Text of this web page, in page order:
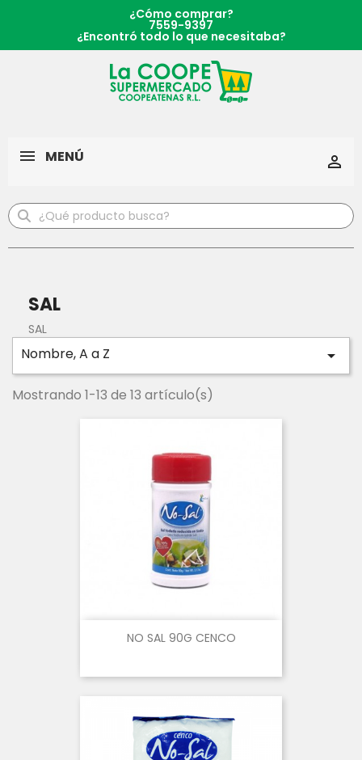
¿Cómo comprar?
7559-9397
¿Encontró todo lo que necesitaba?
MENÚ 
SAL
SAL
Nombre, A a Z 
Mostrando 1-13 de 13 artículo(s)
NO SAL 90G CENCO